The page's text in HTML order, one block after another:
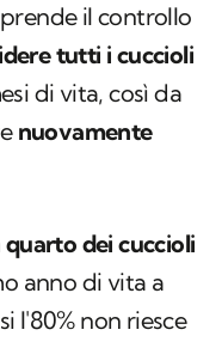
il controllo
tutti i cuccioli
di vita, così da
nuovamente
quarto dei cuccioli
anno di vita a
l'80% non riesce